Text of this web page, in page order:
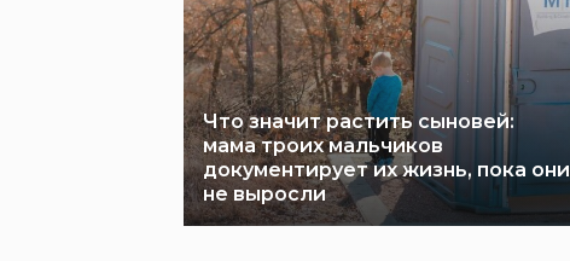
Что значит растить сыновей:
мама троих мальчиков
документирует их жизнь, пока они
не выросли